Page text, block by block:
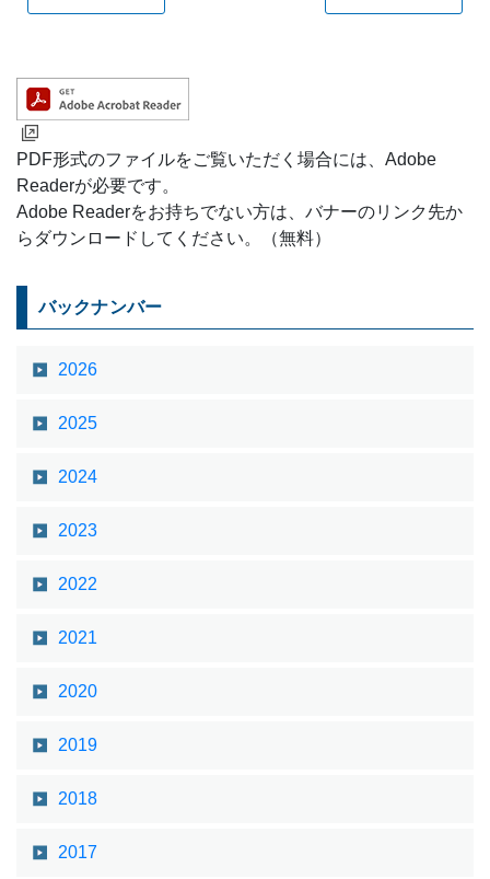
PDF形式のファイルをご覧いただく場合には、Adobe
Readerが必要です。
Adobe Readerをお持ちでない方は、バナーのリンク先か
らダウンロードしてください。（無料）
バックナンバー
2026
2025
2024
2023
2022
2021
2020
2019
2018
2017